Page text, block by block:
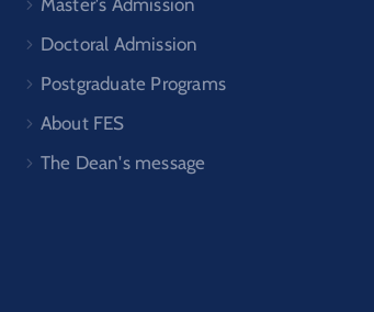
Doctoral Admission
Postgraduate Programs
About FES
The Dean's message